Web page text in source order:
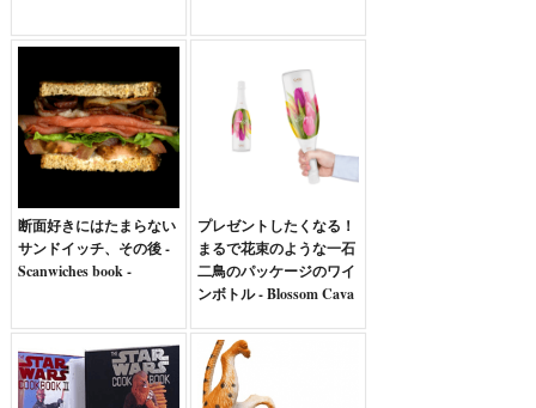
断面好きにはたまらない
サンドイッチ、その後 -
Scanwiches book -
プレゼントしたくなる！
まるで花束のような一石
二鳥のパッケージのワイ
ンボトル - Blossom Cava